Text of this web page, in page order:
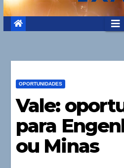
OPORTUNIDADES
Vale:
para
ou Minas